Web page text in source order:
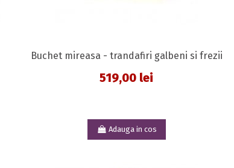
Buchet mireasa - trandafiri galbeni si frezii
519,00 lei
Adauga in cos